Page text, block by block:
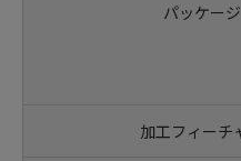
パッケージ
加工フィーチ